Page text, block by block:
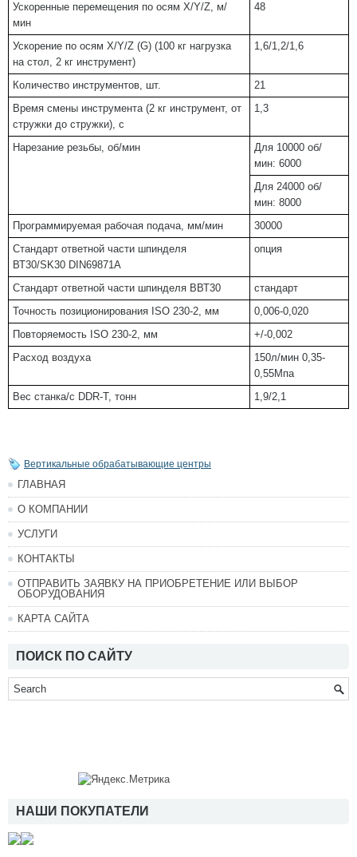
Ускоренные перемещения по осям X/Y/Z, м/
мин
48
Ускорение по осям X/Y/Z (G) (100 кг нагрузка
на стол, 2 кг инструмент)
1,6/1,2/1,6
Количество инструментов, шт.
21
Время смены инструмента (2 кг инструмент, от
стружки до стружки), с
1,3
Нарезание резьбы, об/мин
Для 10000 об/
мин: 6000
Для 24000 об/
мин: 8000
Программируемая рабочая подача, мм/мин
30000
Стандарт ответной части шпинделя
ВТ30/SK30 DIN69871A
опция
Стандарт ответной части шпинделя ВВТ30
стандарт
Точность позиционирования ISO 230-2, мм
0,006-0,020
Повторяемость ISO 230-2, мм
+/-0,002
Расход воздуха
150л/мин 0,35-
0,55Мпа
Вес станка/с DDR-T, тонн
1,9/2,1
Вертикальные обрабатывающие центры
ГЛАВНАЯ
О КОМПАНИИ
УСЛУГИ
КОНТАКТЫ
ОТПРАВИТЬ ЗАЯВКУ НА ПРИОБРЕТЕНИЕ ИЛИ ВЫБОР
ОБОРУДОВАНИЯ
КАРТА САЙТА
ПОИСК ПО САЙТУ
НАШИ ПОКУПАТЕЛИ